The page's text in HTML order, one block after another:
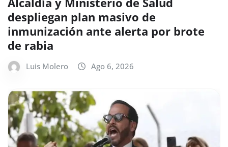
despliegan plan masivo de
inmunización ante alerta por brote
de rabia
Luis Molero Ago 6, 2026